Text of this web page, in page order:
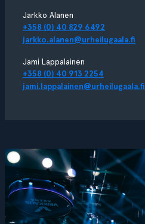
Jarkko Alanen
+358 (0) 40 829 6492
jarkko.alanen@urheilugaala.fi
Jami Lappalainen
+358 (0) 40 913 2254
jami.lappalainen@urheilugaala.fi